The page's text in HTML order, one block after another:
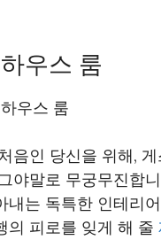
우스 룸
우스 룸
음인 당신을 위해,
야말로 무궁무진합
내는 독특한 인테리
의 피로를 잊게 해 줄